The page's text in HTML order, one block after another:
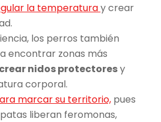
la temperaturay crear
los perros también
encontrar zonas más
crear nidos protectoresy
corporal.
marcar su territorio, pues
liberan feromonas,